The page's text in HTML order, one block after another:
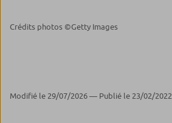
Crédits photos ©Getty Images
Modifié le 29/07/2026 — Publié le 23/02/2022